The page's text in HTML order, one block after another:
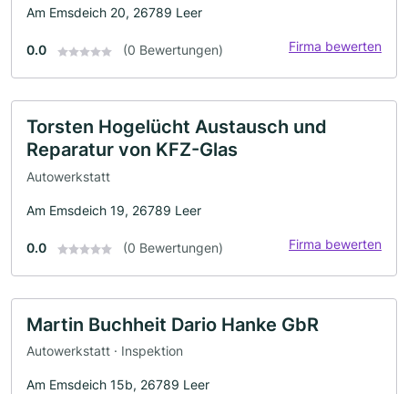
Am Emsdeich 20, 26789 Leer
0.0 (0 Bewertungen) Firma bewerten
Torsten Hogelücht Austausch und
Reparatur von KFZ-Glas
Autowerkstatt
Am Emsdeich 19, 26789 Leer
0.0 (0 Bewertungen) Firma bewerten
Martin Buchheit Dario Hanke GbR
Autowerkstatt · Inspektion
Am Emsdeich 15b, 26789 Leer